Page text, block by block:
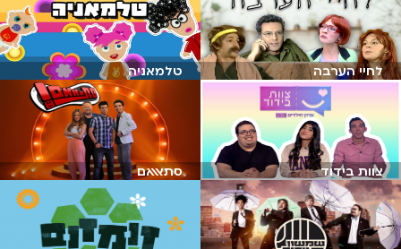
לחיי הערבה טלמאניה
צוות בידוד סתאאאם